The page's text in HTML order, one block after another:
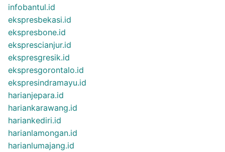
infobantul.id
ekspresbekasi.id
ekspresbone.id
eksprescianjur.id
ekspresgresik.id
ekspresgorontalo.id
ekspresindramayu.id
harianjepara.id
hariankarawang.id
hariankediri.id
harianlamongan.id
harianlumajang.id